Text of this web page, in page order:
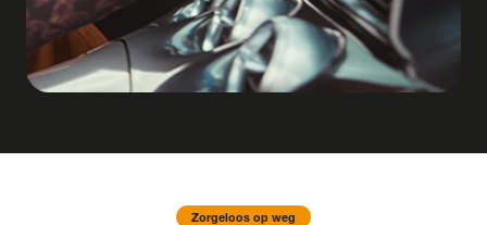
Zorgeloos op weg